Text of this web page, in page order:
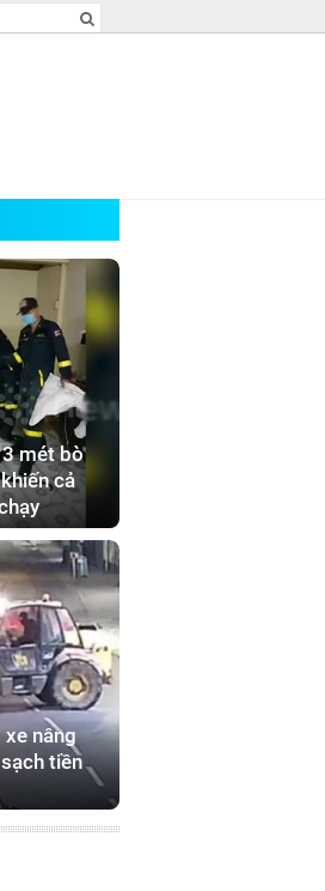
mét bò
cả
nâng
tiền